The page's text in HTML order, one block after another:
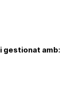
gestionat amb: